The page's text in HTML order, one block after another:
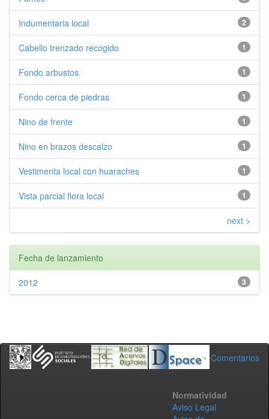
2
Indumentaria local
1
Cabello trenzado recogido
1
Fondo arbustos
1
Fondo cerca de piedras
1
Nino de frente
1
Nino en brazos descalzo
1
Vestimenta local con huaraches
1
Vista parcial flora local
next >
Fecha de lanzamiento
3
2012
Comentarios
Normatividad
Aviso Legal